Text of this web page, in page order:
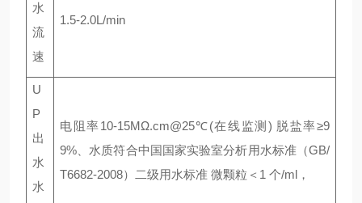
水
流
速
1.5-2.0L/min
U
P
出
水
水
电阻率10-15MΩ.cm@25℃(在线监测) 脱盐率≥9
9%、水质符合中国国家实验室分析用水标准（GB/
T6682-2008）二级用水标准 微颗粒＜1 个/ml，